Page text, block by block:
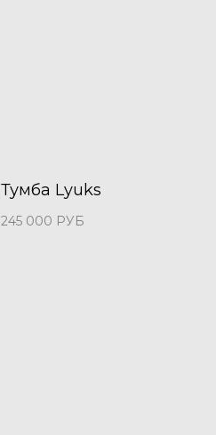
Тумба Lyuks
245 000 РУБ